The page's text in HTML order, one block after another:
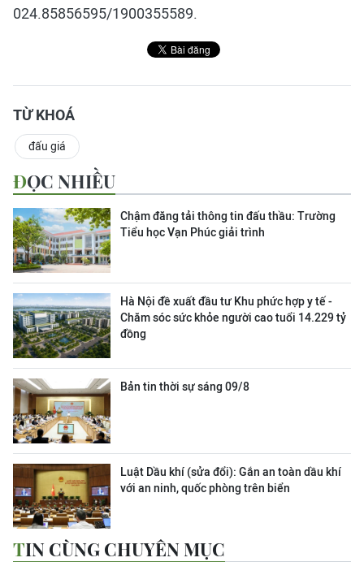
024.85856595/1900355589.
TỪ KHOÁ
đấu giá
ĐỌC NHIỀU
Chậm đăng tải thông tin đấu thầu: Trường
Tiểu học Vạn Phúc giải trình
Hà Nội đề xuất đầu tư Khu phức hợp y tế -
Chăm sóc sức khỏe người cao tuổi 14.229 tỷ
đồng
Bản tin thời sự sáng 09/8
Luật Dầu khí (sửa đổi): Gắn an toàn dầu khí
với an ninh, quốc phòng trên biển
TIN CÙNG CHUYÊN MỤC